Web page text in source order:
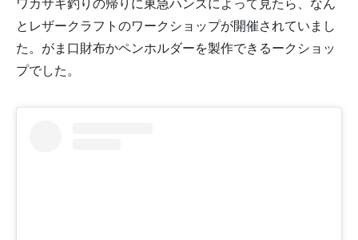
ワカサギ釣りの帰りに東急ハンズによって見たら、なん
とレザークラフトのワークショップが開催されていまし
た。がま口財布かペンホルダーを製作できるークショッ
プでした。